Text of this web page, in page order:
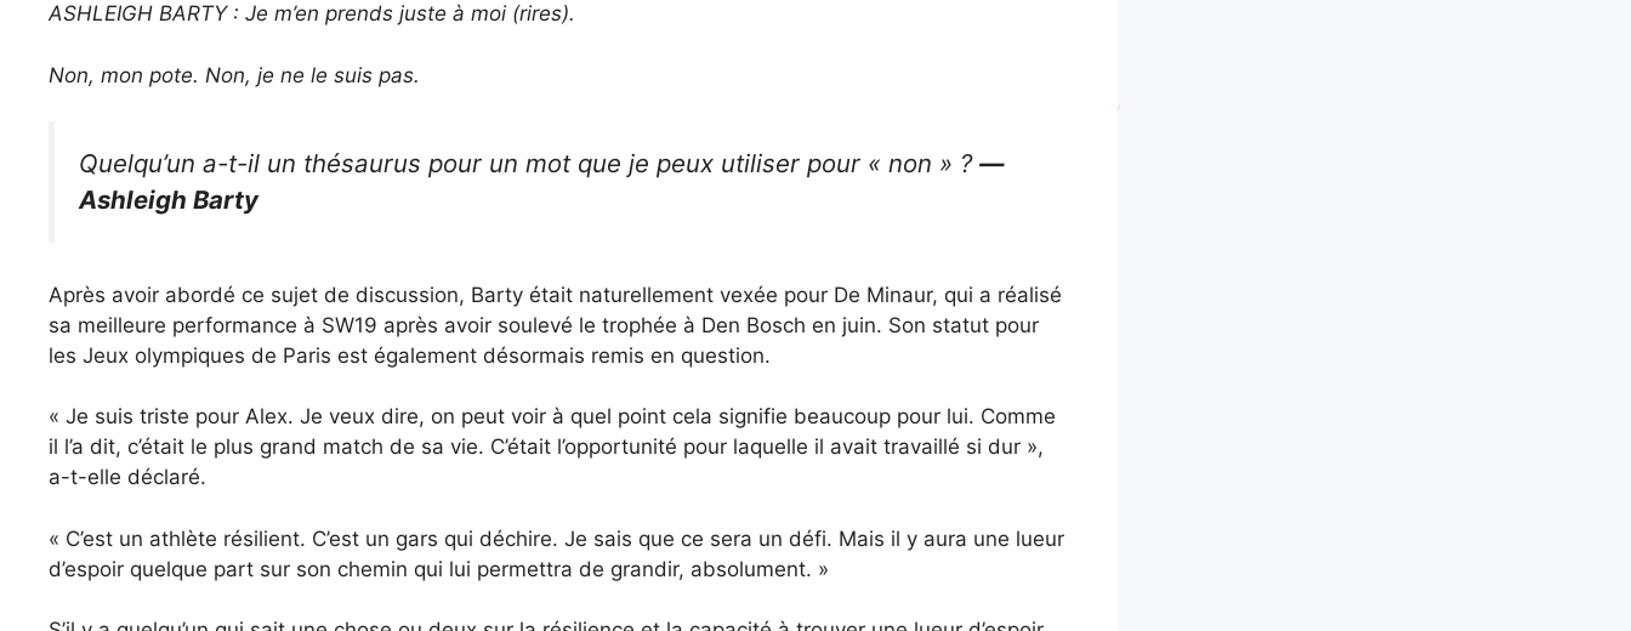
ASHLEIGH BARTY : Je m’en prends juste à moi (rires).
Non, mon pote. Non, je ne le suis pas.
Quelqu’un a-t-il un thésaurus pour un mot que je peux utiliser pour « non » ? —
Ashleigh Barty
Après avoir abordé ce sujet de discussion, Barty était naturellement vexée pour De Minaur, qui a réalisé
sa meilleure performance à SW19 après avoir soulevé le trophée à Den Bosch en juin. Son statut pour
les Jeux olympiques de Paris est également désormais remis en question.
« Je suis triste pour Alex. Je veux dire, on peut voir à quel point cela signifie beaucoup pour lui. Comme
il l’a dit, c’était le plus grand match de sa vie. C’était l’opportunité pour laquelle il avait travaillé si dur »,
a-t-elle déclaré.
« C’est un athlète résilient. C’est un gars qui déchire. Je sais que ce sera un défi. Mais il y aura une lueur
d’espoir quelque part sur son chemin qui lui permettra de grandir, absolument. »